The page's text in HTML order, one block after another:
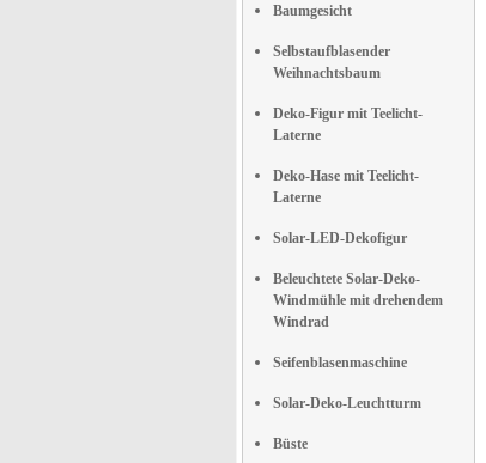
Baumgesicht
Selbstaufblasender
Weihnachtsbaum
Deko-Figur mit Teelicht-
Laterne
Deko-Hase mit Teelicht-
Laterne
Solar-LED-Dekofigur
Beleuchtete Solar-Deko-
Windmühle mit drehendem
Windrad
Seifenblasenmaschine
Solar-Deko-Leuchtturm
Büste